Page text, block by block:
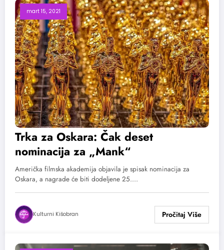
mart 15, 2021
Trka za Oskara: Čak deset
nominacija za „Mank“
Američka filmska akademija objavila je spisak nominacija za
Oskara, a nagrade će biti dodeljene 25.…
Kulturni Kišobran